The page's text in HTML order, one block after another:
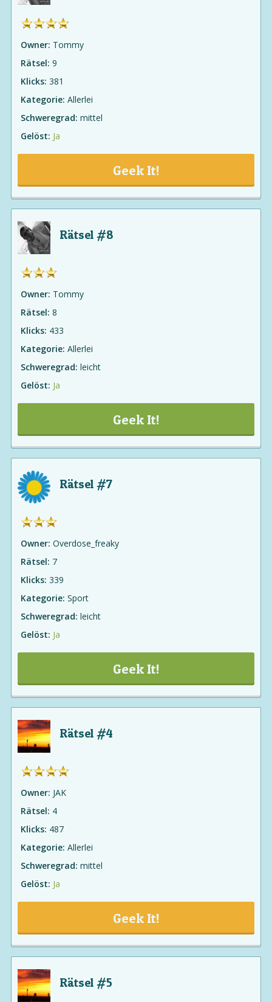
Owner: Tommy
Rätsel: 9
Klicks: 381
Kategorie: Allerlei
Schweregrad: mittel
Gelöst: Ja
Geek It!
Rätsel #8
Owner: Tommy
Rätsel: 8
Klicks: 433
Kategorie: Allerlei
Schweregrad: leicht
Gelöst: Ja
Geek It!
Rätsel #7
Owner: Overdose_freaky
Rätsel: 7
Klicks: 339
Kategorie: Sport
Schweregrad: leicht
Gelöst: Ja
Geek It!
Rätsel #4
Owner: JAK
Rätsel: 4
Klicks: 487
Kategorie: Allerlei
Schweregrad: mittel
Gelöst: Ja
Geek It!
Rätsel #5